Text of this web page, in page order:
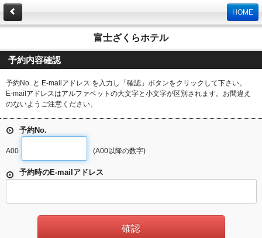
HOME
富士ざくらホテル
予約内容確認
予約No. と E-mailアドレス を入力し「確認」ボタンをクリックして下さい。
E-mailアドレスはアルファベットの大文字と小文字が区別されます。お間違え
のないようご注意ください。
予約No.
A00 (A00以降の数字)
予約時のE-mailアドレス